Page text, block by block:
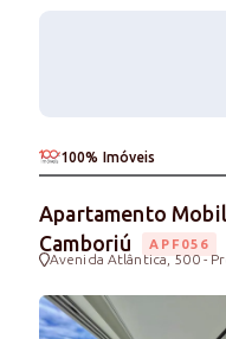
100% Imóveis
Apartamento
Camboriú
APF056
Avenida Atlântica, 500 -